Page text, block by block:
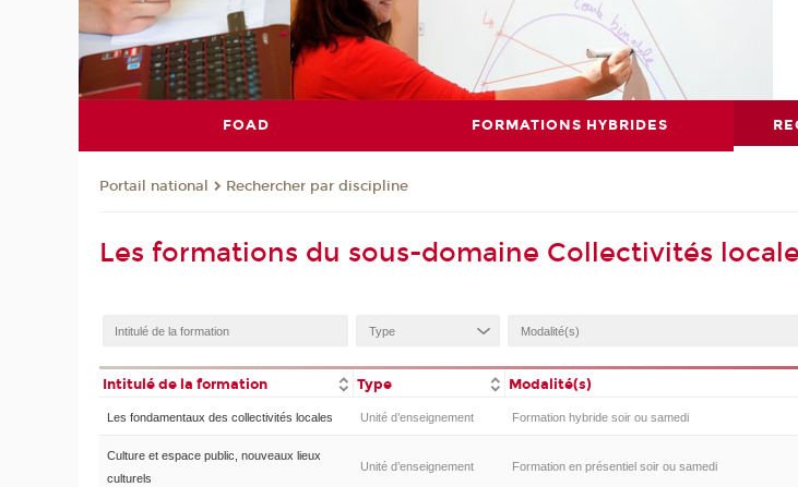
FOAD FORMATIONS HYBRIDES
Portail national Rechercher par discipline
Les formations du sous-domaine Collectivités
Intitulé de la formation Type Modalité(s)
Les fondamentaux des collectivités locales Unité d’enseignement Formation hybride soir ou samedi
Culture et espace public, nouveaux lieux
culturels
Unité d’enseignement Formation en présentiel soir ou samedi